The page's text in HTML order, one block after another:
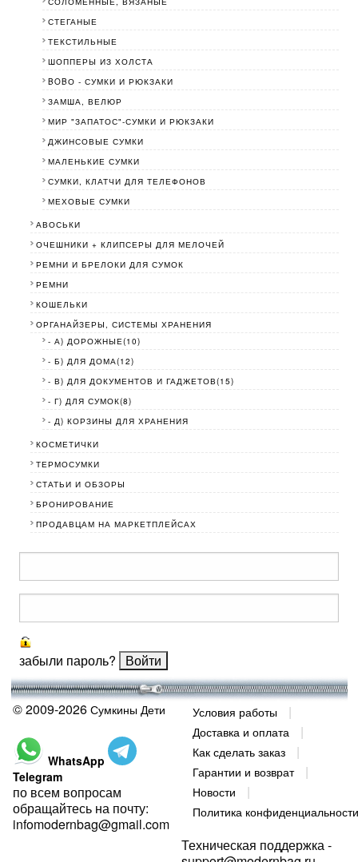
СТЕГАНЫЕ
ТЕКСТИЛЬНЫЕ
ШОППЕРЫ ИЗ ХОЛСТА
BOBО - СУМКИ И РЮКЗАКИ
ЗАМША, ВЕЛЮР
МИР "ЗАПАТОС"-СУМКИ И РЮКЗАКИ
ДЖИНСОВЫЕ СУМКИ
МАЛЕНЬКИЕ СУМКИ
СУМКИ, КЛАТЧИ ДЛЯ ТЕЛЕФОНОВ
МЕХОВЫЕ СУМКИ
АВОСЬКИ
ОЧЕШНИКИ + КЛИПСЕРЫ ДЛЯ МЕЛОЧЕЙ
РЕМНИ И БРЕЛОКИ ДЛЯ СУМОК
РЕМНИ
КОШЕЛЬКИ
ОРГАНАЙЗЕРЫ, СИСТЕМЫ ХРАНЕНИЯ
- А) ДОРОЖНЫЕ(10)
- Б) ДЛЯ ДОМА(12)
- В) ДЛЯ ДОКУМЕНТОВ И ГАДЖЕТОВ(15)
- Г) ДЛЯ СУМОК(8)
- Д) КОРЗИНЫ ДЛЯ ХРАНЕНИЯ
КОСМЕТИЧКИ
ТЕРМОСУМКИ
СТАТЬИ И ОБЗОРЫ
БРОНИРОВАНИЕ
ПРОДАВЦАМ НА МАРКЕТПЛЕЙСАХ
забыли пароль?
© 2009-2026 Сумкины Дети
WhatsApp
Telegram
по всем вопросам
обращайтесь на почту:
infomodernbag@gmail.com
Условия работы
Доставка и оплата
Как сделать заказ
Гарантии и возврат
Новости
Политика конфиденциальности
Техническая поддержка -